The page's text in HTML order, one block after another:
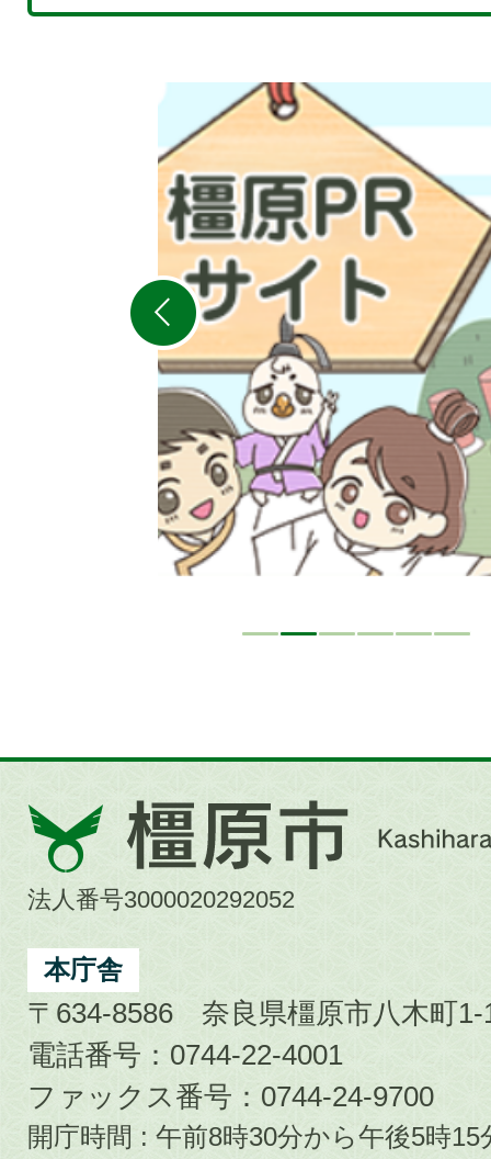
2
枚
目
の
ス
ラ
イ
橿
原
市
City
法人番号3000020292052
本庁舎
〒634-8586 奈良県橿原市八木町1-
電話番号：0744-22-4001
ファックス番号：0744-24-9700
開庁時間 : 午前8時30分から午後5時